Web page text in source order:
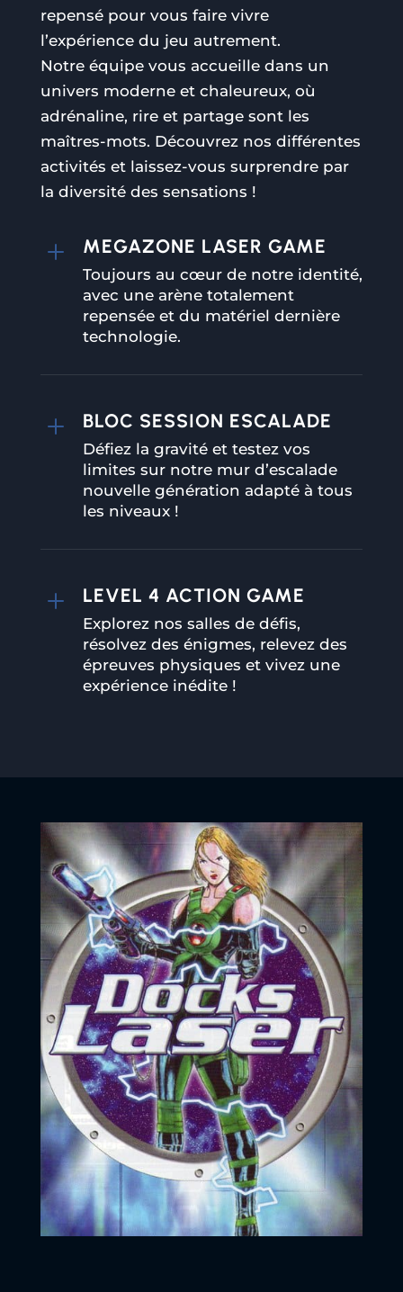
repensé pour vous faire vivre
l’expérience du jeu autrement.
Notre équipe vous accueille dans un
univers moderne et chaleureux, où
adrénaline, rire et partage sont les
maîtres-mots. Découvrez nos différentes
activités et laissez-vous surprendre par
la diversité des sensations !
L MEGAZONE LASER GAME
Toujours au cœur de notre identité,
avec une arène totalement
repensée et du matériel dernière
technologie.
L BLOC SESSION ESCALADE
Défiez la gravité et testez vos
limites sur notre mur d’escalade
nouvelle génération adapté à tous
les niveaux !
L LEVEL 4 ACTION GAME
Explorez nos salles de défis,
résolvez des énigmes, relevez des
épreuves physiques et vivez une
expérience inédite !